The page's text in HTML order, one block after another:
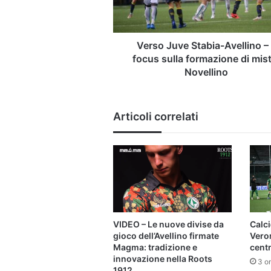
focus
sulla
formazione
mister
Verso Juve Stabia-Avellino –
focus sulla formazione di
Novellino
Articoli correlati
VIDEO – Le nuove divise da
gioco dell’Avellino firmate
Magma: tradizione e
innovazione nella Roots
3